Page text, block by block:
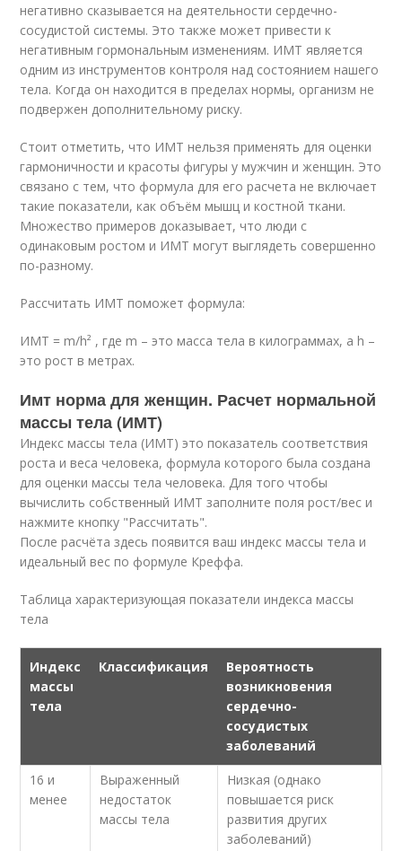
негативно сказывается на деятельности сердечно-
сосудистой системы. Это также может привести к
негативным гормональным изменениям. ИМТ является
одним из инструментов контроля над состоянием нашего
тела. Когда он находится в пределах нормы, организм не
подвержен дополнительному риску.
Стоит отметить, что ИМТ нельзя применять для оценки
гармоничности и красоты фигуры у мужчин и женщин. Это
связано с тем, что формула для его расчета не включает
такие показатели, как объём мышц и костной ткани.
Множество примеров доказывает, что люди с
одинаковым ростом и ИМТ могут выглядеть совершенно
по-разному.
Рассчитать ИМТ поможет формула:
ИМТ = m/h² , где m – это масса тела в килограммах, а h –
это рост в метрах.
Имт норма для женщин. Расчет нормальной
массы тела (ИМТ)
Индекс массы тела (ИМТ) это показатель соответствия
роста и веса человека, формула которого была создана
для оценки массы тела человека. Для того чтобы
вычислить собственный ИМТ заполните поля рост/вес и
нажмите кнопку "Рассчитать".
После расчёта здесь появится ваш индекс массы тела и
идеальный вес по формуле Креффа.
Таблица характеризующая показатели индекса массы
тела
Индекс
массы
тела
Классификация
Вероятность
возникновения
сердечно-
сосудистых
заболеваний
16 и
менее
Выраженный
недостаток
массы тела
Низкая (однако
повышается риск
развития других
заболеваний)